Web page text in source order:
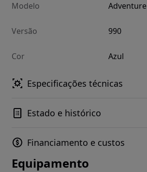
Modelo Adventure
Versão 990
Cor Azul
Especificações técnicas
Estado e histórico
Financiamento e custos
Equipamento